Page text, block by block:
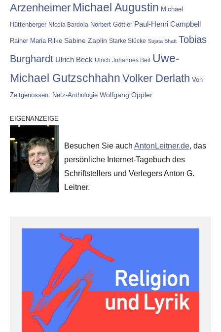
Arzenheimer Michael Augustin Michael
Hüttenberger Nicola Bardola Norbert Göttler Paul-Henri Campbell
Rainer Maria Rilke Sabine Zaplin Starke Stücke Sujata Bhatt Tobias
Burghardt Ulrich Beck Ulrich Johannes Beil Uwe-
Michael Gutzschhahn Volker Derlath Von
Zeitgenossen: Netz-Anthologie Wolfgang Oppler
EIGENANZEIGE
Besuchen Sie auch AntonLeitner.de, das
persönliche Internet-Tagebuch des
Schriftstellers und Verlegers Anton G.
Leitner.